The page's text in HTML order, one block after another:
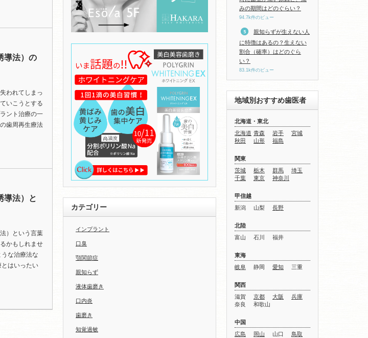
導法）の
われてしまっ
いこうとする
ント治療の一
歯周再生療法
導法）と
）という言葉
かもしれませ
な治療法な
はいったい
カテゴリー
インプラント
口臭
顎関節症
親知らず
液体歯磨き
口内炎
歯磨き
知覚過敏
みの期間はどのぐらい？
94.7k件のビュー
親知らずが生えない人
に特徴はあるの？生えない
割合（確率）はどのぐら
い？
83.1k件のビュー
地域別おすすめ歯医者
北海道・東北
北海道 青森 岩手
宮城
秋田
山形 福島
関東
茨城
栃木 群馬
埼玉
千葉
東京 神奈川
甲信越
新潟
山梨 長野
北陸
富山
石川 福井
東海
岐阜
静岡 愛知 三重
関西
滋賀
京都 大阪
兵庫
奈良
和歌山
中国
広島
岡山 山口
鳥取